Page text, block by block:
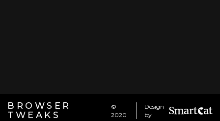
BROWSER
TWEAKS
©
2020
Design
by